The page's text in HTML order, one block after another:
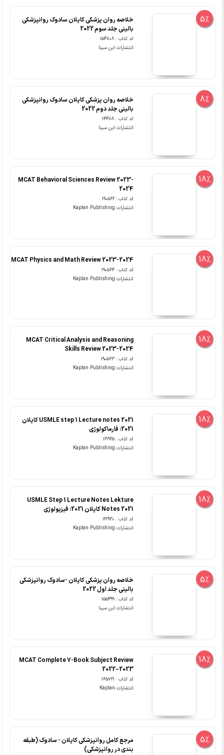
5%
خلاصه روان پزشکی کاپلان سادوک روانپزشکی
بالینی جلد سوم 2022
کد کتاب : 154708
انتشارات ابن سینا
8%
خلاصه روان پزشکی کاپلان سادوک روانپزشکی
بالینی جلد دوم 2022
کد کتاب : 144118
انتشارات ابن سینا
18%
MCAT Behavioral Sciences Review 2023-
2024
کد کتاب : 190562
انتشارات Kaplan Publishing
18%
MCAT Physics and Math Review 2023-2024
کد کتاب : 190564
انتشارات Kaplan Publishing
18%
MCAT Critical Analysis and Reasoning
Skills Review 2023-2024
کد کتاب : 190563
انتشارات Kaplan Publishing
18%
USMLE step 1 Lecture notes 2021 کاپلان
2021: فارماکولوژی
کد کتاب : 121925
انتشارات Kaplan Publishing
18%
USMLE Step 1 Lecture Notes Lekture
Notes 2021 کاپلان 2021: فیزیولوژی
کد کتاب : 121930
انتشارات Kaplan Publishing
5%
خلاصه روان پزشکی کاپلان -سادوک روانپزشکی
بالینی جلد اول 2022
کد کتاب : 155499
انتشارات ابن سینا
18%
MCAT Complete 7-Book Subject Review
2022–2023
کد کتاب : 165721
انتشارات Kaplan
5%
مرجع کامل روانپزشکی کاپلان - سادوک (طبقه
بندی در روانپزشکی)